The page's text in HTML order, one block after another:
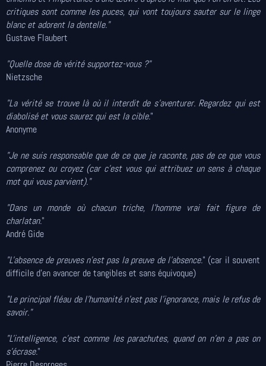
critiques sont comme les puces, qui vont toujours sauter sur le linge
blanc et adorent la dentelle."
Gustave Flaubert
"Quelle dose de vérité supportez-vous ?"
Nietzsche
"La vérité se trouve là où il interdit de s'aventurer. Regardez qui est
diabolisé et vous saurez qui est la cible."
Anonyme
"Je ne suis responsable que de ce que je raconte, pas de ce que vous
comprenez ou croyez (car c'est vous qui attribuez un sens à chaque
mot qui vous parvient)."
"Dans un monde où chacun triche, l'homme vrai fait figure de
charlatan."
André Gide
"L'absence de preuves n'est pas la preuve de l'absence." (car il souvent
difficile d'en avancer de tangibles et sans équivoque)
"Le principal fléau de l'humanité n'est pas l'ignorance, mais le refus de
savoir."
"L'intelligence, c'est comme les parachutes, quand on n'en a pas on
s'écrase."